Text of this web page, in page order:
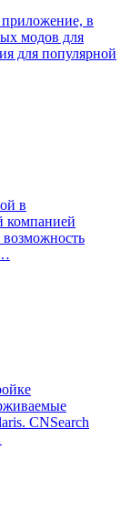
в
модов для
для популярной
в
компанией
CNSearch